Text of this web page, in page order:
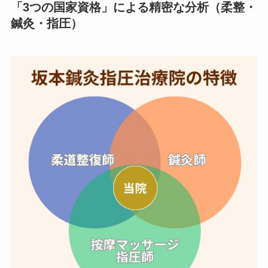
「3つの国家資格」による精密な分析（柔整・
鍼灸・指圧）